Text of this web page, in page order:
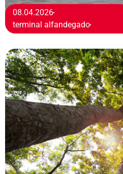
08.04.2026
terminal alfandegado